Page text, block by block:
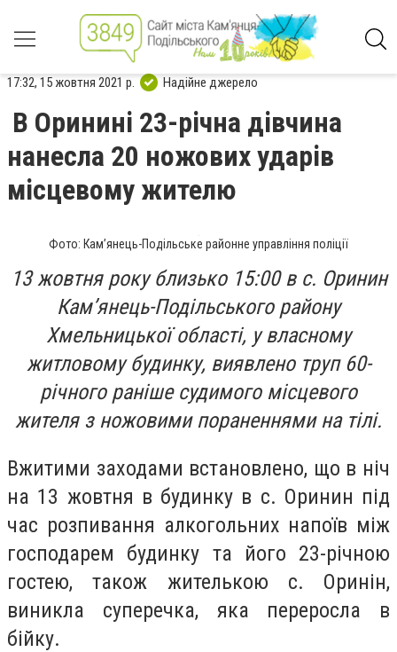
17:32, 15 жовтня 2021 р. Надійне джерело
В Оринині 23-річна дівчина
нанесла 20 ножових ударів
місцевому жителю
Фото: Кам’янець-Подільське районне управління поліції
13 жовтня року близько 15:00 в с. Оринин
Кам’янець-Подільського району
Хмельницької області, у власному
житловому будинку, виявлено труп 60-
річного раніше судимого місцевого
жителя з ножовими пораненнями на тілі.
Вжитими заходами встановлено, що в ніч
на 13 жовтня в будинку в с. Оринин під
час розпивання алкогольних напоїв між
господарем будинку та його 23-річною
гостею, також жителькою с. Оринін,
виникла суперечка, яка переросла в
бійку.